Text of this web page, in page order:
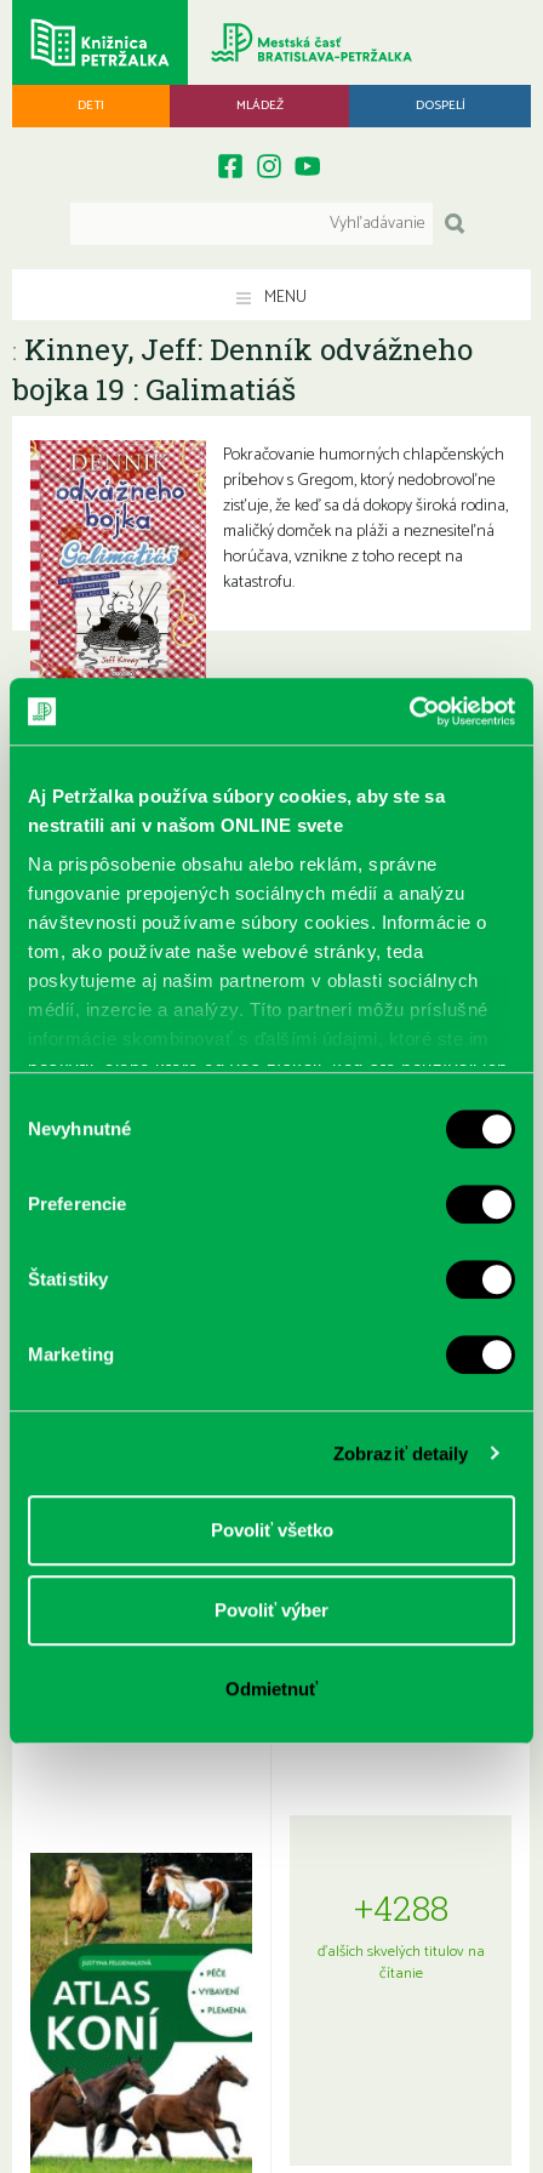
Aj Petržalka používa súbory cookies, aby ste sa
nestratili ani v našom ONLINE svete
Na prispôsobenie obsahu alebo reklám, správne
fungovanie prepojených sociálnych médií a analýzu
návštevnosti používame súbory cookies. Informácie o
tom, ako používate naše webové stránky, teda
poskytujeme aj našim partnerom v oblasti sociálnych
médií, inzercie a analýzy. Títo partneri môžu príslušné
informácie skombinovať s ďalšími údajmi, ktoré ste im
poskytli, alebo ktoré od vás získali, keď ste používali ich
súhlasu
Nevyhnutné
Preferencie
Štatistiky
Marketing
Zobraziť detaily
Povoliť všetko
Povoliť výber
Odmietnuť
DETI MLÁDEŽ DOSPELÍ
MENU
: Kinney, Jeff: Denník odvážneho
bojka 19 : Galimatiáš
Pokračovanie humorných chlapčenských
príbehov s Gregom, ktorý nedobrovoľne
zisťuje, že keď sa dá dokopy široká rodina,
maličký domček na pláži a neznesiteľná
horúčava, vznikne z toho recept na
katastrofu.
cyklistu modernej doby:
nezastaviteľný
Sprievodca po hviezdnej oblohe
kompletný sprievodca
+4288
ďalších skvelých titulov na
čítanie